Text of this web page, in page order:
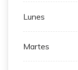
Lunes
Martes